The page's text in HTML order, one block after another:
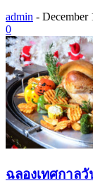
admin - December
0
ฉลองเทศกาล